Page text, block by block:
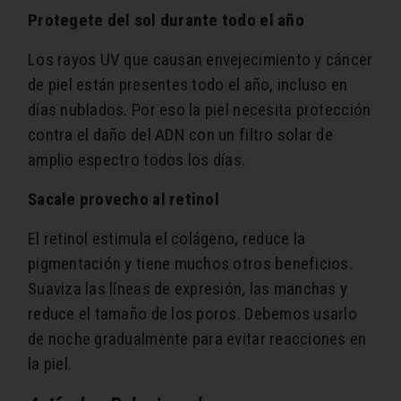
Protegete del sol durante todo el año
Los rayos UV que causan envejecimiento y cáncer
de piel están presentes todo el año, incluso en
días nublados. Por eso la piel necesita protección
contra el daño del ADN con un filtro solar de
amplio espectro todos los días.
Sacale provecho al retinol
El retinol estimula el colágeno, reduce la
pigmentación y tiene muchos otros beneficios.
Suaviza las líneas de expresión, las manchas y
reduce el tamaño de los poros. Debemos usarlo
de noche gradualmente para evitar reacciones en
la piel.